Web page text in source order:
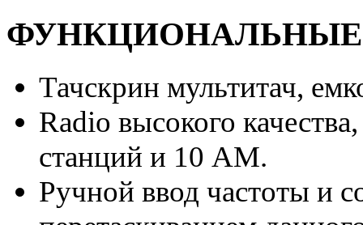
ФУНКЦИОНАЛЬНЫЕ
Тачскрин мультитач,
Radio высокого
станций и 10 АМ.
Ручной ввод частоты и